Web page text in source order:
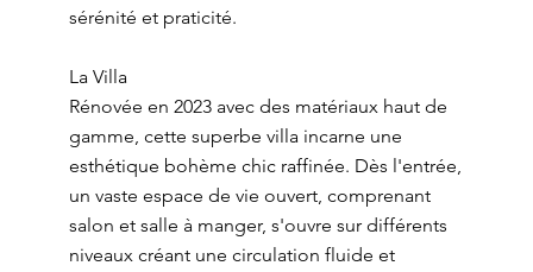
sérénité et praticité.
La Villa
Rénovée en 2023 avec des matériaux haut de
gamme, cette superbe villa incarne une
esthétique bohème chic raffinée. Dès l'entrée,
un vaste espace de vie ouvert, comprenant
salon et salle à manger, s'ouvre sur différents
niveaux créant une circulation fluide et